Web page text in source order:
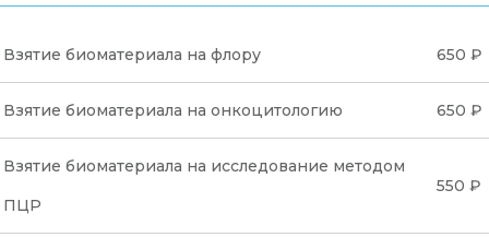
Взятие биоматериала на флору 650 ₽
Взятие биоматериала на онкоцитологию 650 ₽
Взятие биоматериала на исследование методом
ПЦР
550 ₽